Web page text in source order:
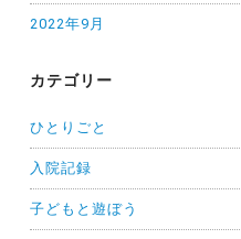
2022年9月
カテゴリー
ひとりごと
入院記録
子どもと遊ぼう